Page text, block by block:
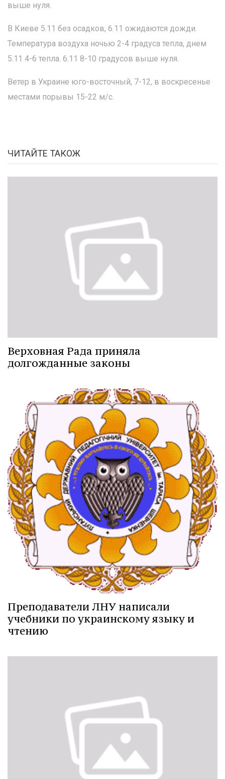
выше нуля.
В Киеве 5.11 без осадков, 6.11 ожидаются дожди.
Температура воздуха ночью 2-4 градуса тепла, днем
5.11 4-6 тепла. 6.11 8-10 градусов выше нуля.
Ветер в Украине юго-восточный, 7-12, в воскресенье
местами порывы 15-22 м/с.
ЧИТАЙТЕ ТАКОЖ
Верховная Рада приняла
долгожданные законы
Преподаватели ЛНУ написали
учебники по украинскому языку и
чтению